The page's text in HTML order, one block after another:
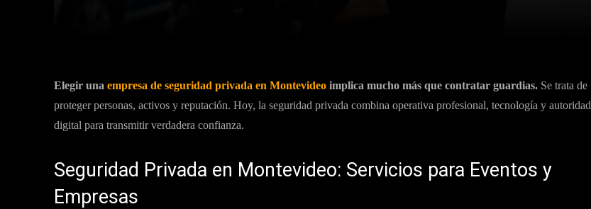
Elegir una empresa de seguridad privada en Montevideo implica mucho más que contratar guardias. Se trata de
proteger personas, activos y reputación. Hoy, la seguridad privada combina operativa profesional, tecnología y autoridad
digital para transmitir verdadera confianza.
Seguridad Privada en Montevideo: Servicios para Eventos y
Empresas